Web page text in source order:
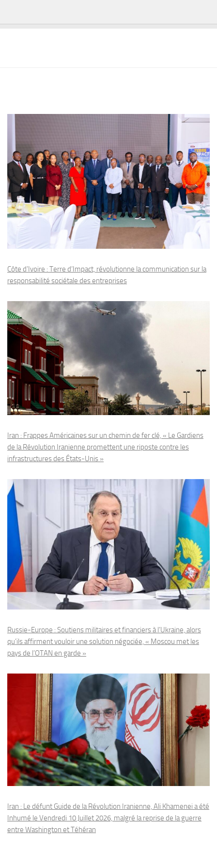
Côte d’Ivoire : Terre d’Impact, révolutionne la communication sur la
responsabilité sociétale des entreprises
Iran : Frappes Américaines sur un chemin de fer clé, « Le Gardiens
de la Révolution Iranienne promettent une riposte contre les
infrastructures des États-Unis »
Russie-Europe : Soutiens militaires et financiers à l’Ukraine, alors
qu’ils affirment vouloir une solution négociée, « Moscou met les
pays de l’OTAN en garde »
Iran : Le défunt Guide de la Révolution Iranienne, Ali Khamenei a été
Inhumé le Vendredi 10 Juillet 2026, malgré la reprise de la guerre
entre Washington et Téhéran